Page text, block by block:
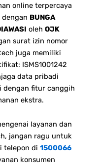
online terpercaya
dengan BUNGA
oleh OJK
surat izin nomor
juga memiliki
ISMS1001242
data pribadi
dengan fitur canggih
ekstra.
layanan dan
jangan ragu untuk
telepon di 1500066
konsumen